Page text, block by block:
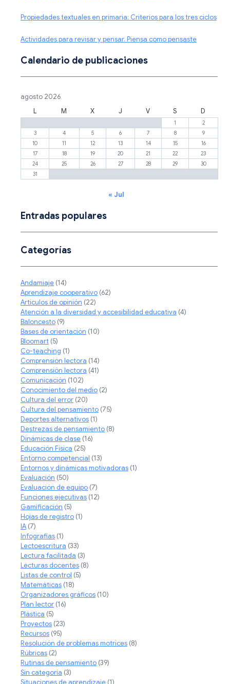
Propiedades textuales en primaria: Criterios para los tres ciclos
Actividades para revisar y pensar. Piensa como pensaste
Calendario de publicaciones
agosto 2026
L
M X J V S D
1
2
3
4 5 6 7 8
9
10
11 12 13 14 15
16
17
18 19 20 21 22
23
24
25 26 27 28 29
30
31
« Jul
Entradas populares
Categorías
Andamiaje (14)
Aprendizaje cooperativo (62)
Artículos de opinión (22)
Atención a la diversidad y accesibilidad educativa (4)
Baloncesto (9)
Bases de orientación (10)
Bloomart (5)
Co-teaching (1)
Comprensión lectora (14)
Comprensión lectora (41)
Comunicación (102)
Conocimiento del medio (2)
Cultura del error (20)
Cultura del pensamiento (75)
Deportes alternativos (1)
Destrezas de pensamiento (8)
Dinámicas de clase (16)
Educación Física (25)
Entorno competencial (13)
Entornos y dinámicas motivadoras (1)
Evaluación (50)
Evaluación de equipo (7)
Funciones ejecutivas (12)
Gamificación (5)
Hojas de registro (1)
IA (7)
Infografias (1)
Lectoescritura (33)
Lectura facilitada (3)
Lecturas docentes (8)
Listas de control (5)
Matemáticas (18)
Organizadores gráficos (10)
Plan lector (16)
Plástica (5)
Proyectos (23)
Recursos (95)
Resolución de problemas motrices (8)
Rúbricas (2)
Rutinas de pensamiento (39)
Sin categoría (3)
Situaciones de aprendizaje (1)